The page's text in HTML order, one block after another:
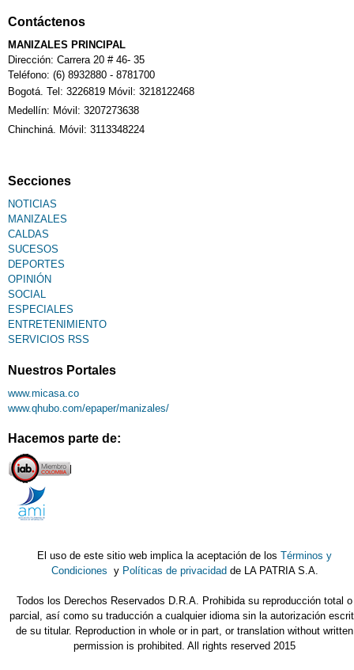
Contáctenos
MANIZALES PRINCIPAL
Dirección: Carrera 20 # 46- 35
Teléfono: (6) 8932880 - 8781700
Bogotá. Tel: 3226819 Móvil: 3218122468
Medellín: Móvil: 3207273638
Chinchiná. Móvil: 3113348224
Secciones
NOTICIAS
MANIZALES
CALDAS
SUCESOS
DEPORTES
OPINIÓN
SOCIAL
ESPECIALES
ENTRETENIMIENTO
SERVICIOS RSS
Nuestros Portales
www.micasa.co
www.qhubo.com/epaper/manizales/
Hacemos parte de:
El uso de este sitio web implica la aceptación de losTérminos y
Condiciones y Políticas de privacidad de LA PATRIA S.A.
Todos los Derechos Reservados D.R.A. Prohibida su reproducción total o
parcial, así como su traducción a cualquier idioma sin la autorización
de su titular. Reproduction in whole or in part, or translation without written
permission is prohibited. All rights reserved 2015